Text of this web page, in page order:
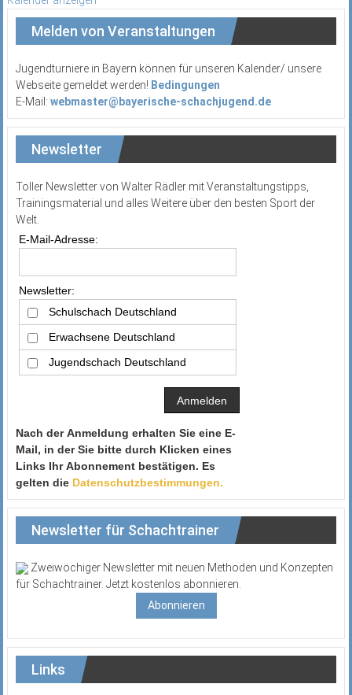
Melden von Veranstaltungen
Jugendturniere in Bayern können für unseren Kalender/ unsere
Webseite gemeldet werden! Bedingungen
E-Mail: webmaster@bayerische-schachjugend.de
Newsletter
Toller Newsletter von Walter Rädler mit Veranstaltungstipps,
Trainingsmaterial und alles Weitere über den besten Sport der
Welt.
E-Mail-Adresse:
Newsletter:
Schulschach Deutschland
Erwachsene Deutschland
Jugendschach Deutschland
Nach der Anmeldung erhalten Sie eine E-
Mail, in der Sie bitte durch Klicken eines
Links Ihr Abonnement bestätigen. Es
gelten die Datenschutzbestimmungen.
Newsletter für Schachtrainer
Zweiwöchiger Newsletter mit neuen Methoden und Konzepten
für Schachtrainer. Jetzt kostenlos abonnieren.
Abonnieren
Links